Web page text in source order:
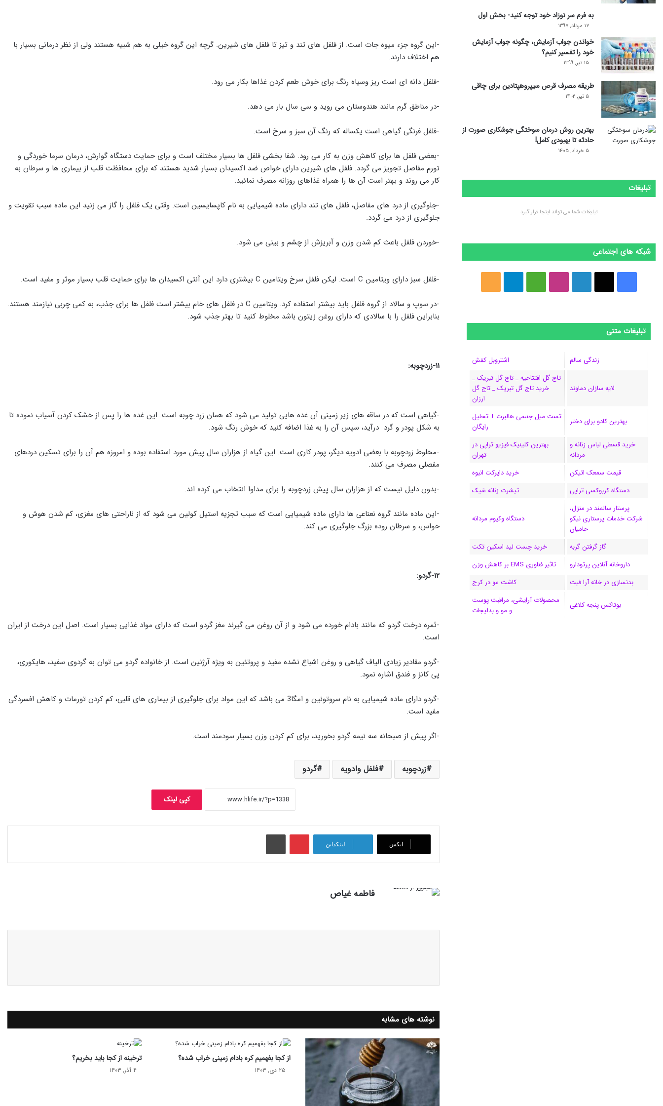
-این گروه جزء میوه جات است. از فلفل های تند و تیز تا فلفل های شیرین. گرچه این گروه خیلی به هم شبیه هستند ولی از نظر درمانی بسیار با
هم اختلاف دارند.
-فلفل دانه ای است ریز وسیاه رنگ برای خوش طعم کردن غذاها بکار می رود.
-در مناطق گرم مانند هندوستان می روید و سی سال بار می دهد.
-فلفل فرنگی گیاهی است یکساله که رنگ آن سبز و سرخ است.
-بعضی فلفل ها برای کاهش وزن به کار می رود. شفا بخشی فلفل ها بسیار مختلف است و برای حمایت دستگاه گوارش، درمان سرما خوردگی و
تورم مفاصل تجویز می گردد. فلفل های شیرین دارای خواص ضد اکسیدان بسیار شدید هستند که برای محافظت قلب از بیماری ها و سرطان به
کار می روند و بهتر است آن ها را همراه غذاهای روزانه مصرف نمائید.
-جلوگیری از درد های مفاصل، فلفل های تند دارای ماده شیمیایی به نام کاپسایسین است. وقتی یک فلفل را گاز می زنید این ماده سبب تقویت و
جلوگیری از درد می گردد.
-خوردن فلفل باعث کم شدن وزن و آبریزش از چشم و بینی می شود.
-فلفل سبز دارای ویتامین C است. لیکن فلفل سرخ ویتامین C بیشتری دارد این آنتی اکسیدان ها برای حمایت قلب بسیار موثر و مفید است.
-در سوپ و سالاد از گروه فلفل باید بیشتر استفاده کرد. ویتامین C در فلفل های خام بیشتر است فلفل ها برای جذب، به کمی چربی نیازمند هستند.
بنابراین فلفل را با سالادی که دارای روغن زیتون باشد مخلوط کنید تا بهتر جذب شود.
۱۱-زردچوبه:
-گیاهی است که در ساقه های زیر زمینی آن غده هایی تولید می شود که همان زرد چوبه است. این غده ها را پس از خشک کردن آسیاب نموده تا
به شکل پودر و گرد درآید، سپس آن را به غذا اضافه کنید که خوش رنگ شود.
-مخلوط زردچوبه با بعضی ادویه دیگر، پودر کاری است. این گیاه از هزاران سال پیش مورد استفاده بوده و امروزه هم آن را برای تسکین دردهای
مفصلی مصرف می کنند.
-بدون دلیل نیست که از هزاران سال پیش زردچوبه را برای مداوا انتخاب می کرده اند.
-این ماده مانند گروه نعناعی ها دارای ماده شیمیایی است که سبب تجزیه استیل کولین می شود که از ناراحتی های مغزی، کم شدن هوش و
حواس، و سرطان روده بزرگ جلوگیری می کند.
۱۲-گردو:
-ثمره درخت گردو که مانند بادام خورده می شود و از آن روغن می گیرند مغز گردو است که دارای مواد غذایی بسیار است. اصل این درخت از ایران
است.
-گردو مقادیر زیادی الیاف گیاهی و روغن اشباع نشده مفید و پروتئین به ویژه آرژنین است. از خانواده گردو می توان به گردوی سفید، هایکوری،
پی کانز و فندق اشاره نمود.
-گردو دارای ماده شیمیایی به نام سروتونین و امگا3 می باشد که این مواد برای جلوگیری از بیماری های قلبی، کم کردن تورمات و کاهش افسردگی
مفید است.
-اگر پیش از صبحانه سه نیمه گردو بخورید، برای کم کردن وزن بسیار سودمند است.
زردچوبه فلفل وادویه گردو
کپی لینک
ایکس لینکداین
پینتریست
فاطمه غیاص
نوشته های مشابه
از کجا بفهمیم کره بادام زمینی خراب شده؟
۲۵ دی, ۱۴۰۳
ترخینه از کجا باید بخریم؟
۴ آذر, ۱۴۰۳
به فرم سر نوزاد خود توجه کنید- بخش اول
۱۷ مرداد, ۱۳۹۷
خواندن جواب آزمایش، چگونه جواب آزمایش
خود را تفسیر کنیم؟
۱۵ تیر, ۱۳۹۹
طریقه مصرف قرص سیپروهپتادین برای چاقی
۵ تیر, ۱۴۰۲
بهترین روش درمان سوختگی جوشکاری صورت از
حادثه تا بهبودی کامل!
۵ خرداد, ۱۴۰۵
تبلیغات
تبلیغات شما می تواند اینجا قرار گیرد
شبکه های اجتماعی
س
ب
ک
س
ن
ک
د
ن
ن
س
ا
ر
d
i
m
گ
ر
ا
م
ر
ا
ک
تبلیغات متنی
زندگی سالم اشتروبل کفش
لایه سازان دماوند
تاج گل افتتاحیه _ تاج گل تبریک _
خرید تاج گل تبریک _ تاج گل
ارزان
بهترین کادو برای دختر
تست میل جنسی هالبرت + تحلیل
رایگان
خرید قسطی لباس زنانه و
مردانه
بهترین کلینیک فیزیو تراپی در
تهران
قیمت سمعک اتیکن
خرید دایرکت انبوه
دستگاه کربوکسی تراپی
تیشرت زنانه شیک
پرستار سالمند در منزل،
شرکت خدمات پرستاری نیکو
حامیان
دستگاه وکیوم مردانه
گاز گرفتن گربه
خرید چست لید اسکین تکت
داروخانه آنلاین پرتودارو
تاثیر فناوری EMS بر کاهش وزن
بدنسازی در خانه آرا فیت
کاشت مو در کرج
بوتاکس پنجه کلاغی
محصولات آرایشی، مراقبت پوست
و مو و بدلیجات